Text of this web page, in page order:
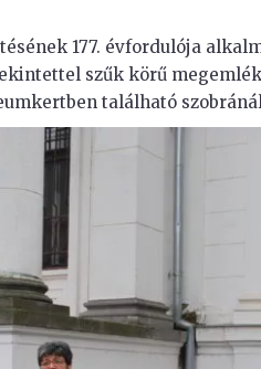
177. évfordulója
szűk körű
található